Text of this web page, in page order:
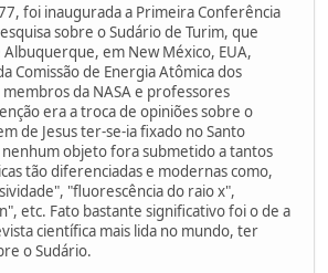
foi inaugurada a Primeira Conferência
sobre o Sudário de Turim, que
em New México, EUA,
Comissão de Energia Atômica dos
membros da NASA e professores
era a troca de opiniões sobre o
de Jesus ter-se-ia fixado no Santo
objeto fora submetido a tantos
tão diferenciadas e modernas como,
"fluorescência do raio x",
etc. Fato bastante significativo foi o de a
científica mais lida no mundo, ter
o Sudário.